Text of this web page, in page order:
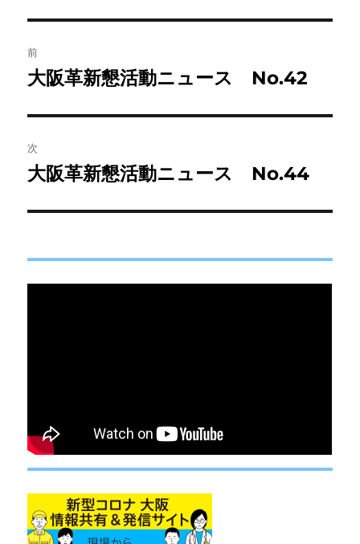
稿
ビ
ゲ
ー
前
前
投
稿:
大阪革新懇活動ニュース No.42
次
次
投
大阪革新懇活動ニュース No.44